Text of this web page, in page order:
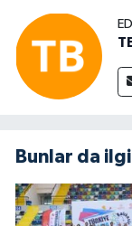
Bunlar da